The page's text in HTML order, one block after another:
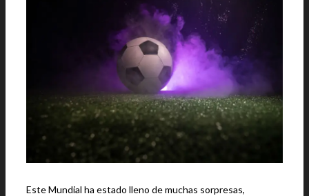
Este Mundial ha estado lleno de muchas sorpresas,